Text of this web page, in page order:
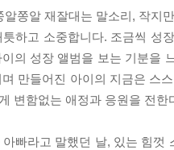
알쫑알 재잘대는 말소리, 작
하고 소중합니다. 조금씩 성
의 성장 앨범을 보는 기분을
만들어진 아이의 지금은 스
변함없는 애정과 응원을 전
빠라고 말했던 날, 있는 힘